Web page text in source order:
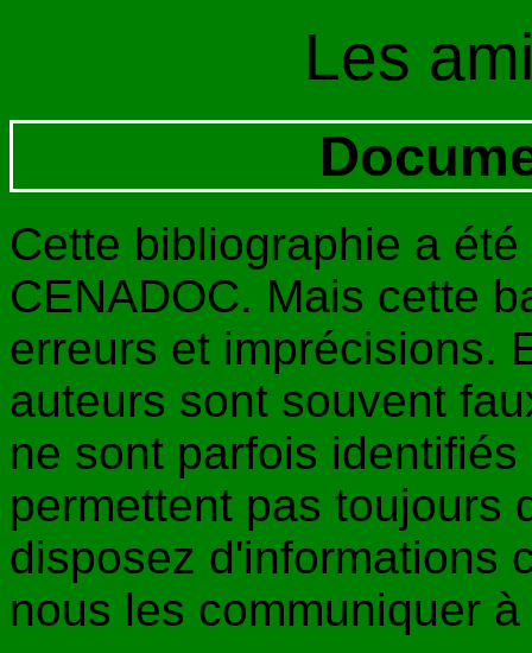
Les
Cette bibliographie a
CENADOC. Mais cette
erreurs et imprécisions.
auteurs sont souvent
ne sont parfois
permettent pas toujours
disposez d'informations
nous les communiquer à